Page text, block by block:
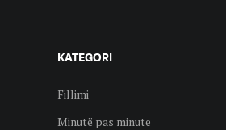
KATEGORI
Fillimi
Minutë pas minute